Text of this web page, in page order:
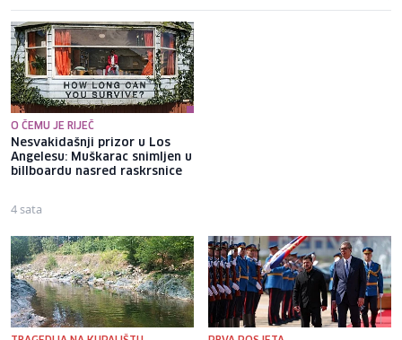
O ČEMU JE RIJEČ
Nesvakidašnji prizor u Los
Angelesu: Muškarac snimljen u
billboardu nasred raskrsnice
4 sata